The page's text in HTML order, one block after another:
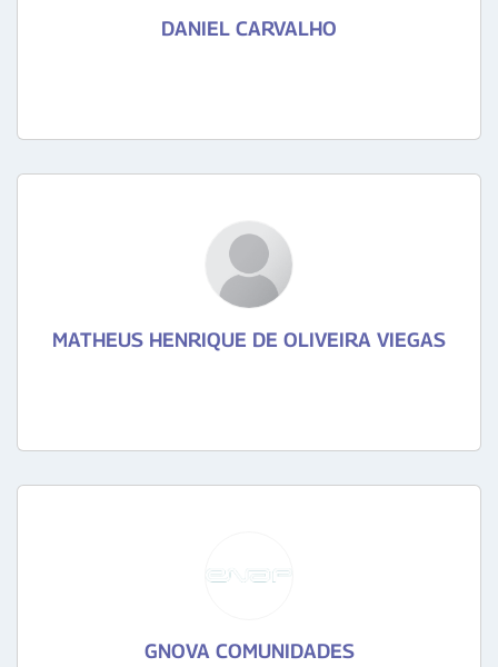
DANIEL CARVALHO
MATHEUS HENRIQUE DE OLIVEIRA VIEGAS
GNOVA COMUNIDADES